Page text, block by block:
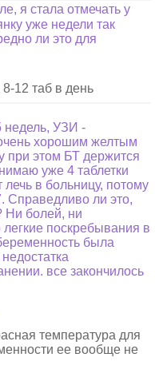
я стала отмечать у
уже недели так
ли это для
12 таб в день
недель, УЗИ -
хорошим желтым
при этом БТ держится
уже 4 таблетки
в больницу, потому
Справедливо ли это,
Ни болей, ни
легкие поскребывания в
была
все закончилось
температура для
ее вообще не